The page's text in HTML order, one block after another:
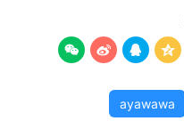
   
ayawawa